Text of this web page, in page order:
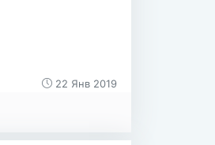
22 Янв 2019